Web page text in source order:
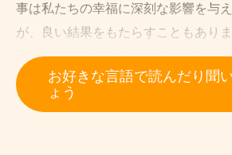
事は私たちの幸福に深刻な影響を与
が、良い結果をもたらすこともあり
乗り越える人がいる一方で、立ち止
るのでしょうか？
アメリカ心理学会は、レジリエンス
お好きな言語で読んだり聞
ょう